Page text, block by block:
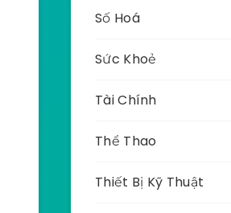
Số Hoá
Sức Khoẻ
Tài Chính
Thể Thao
Thiết Bị Kỹ Thuật